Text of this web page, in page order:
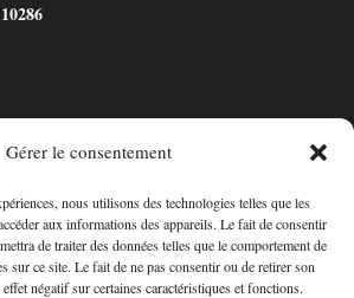
Gérer le consentement
nous utilisons des technologies telles que les
aux informations des appareils. Le fait de consentir
de traiter des données telles que le comportement de
sur ce site. Le fait de ne pas consentir ou de retirer son
négatif sur certaines caractéristiques et fonctions.